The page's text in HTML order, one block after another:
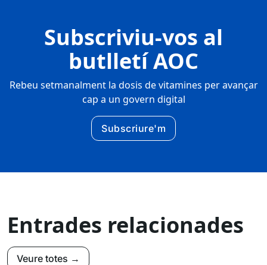
Subscriviu-vos al
butlletí AOC
Rebeu setmanalment la dosis de vitamines per avançar
cap a un govern digital
Subscriure'm
Entrades relacionades
Veure totes →